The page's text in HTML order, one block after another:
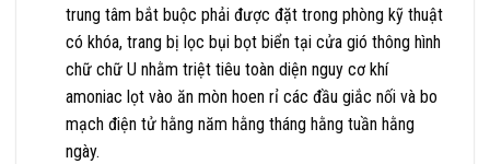
trung tâm bắt buộc phải được đặt trong phòng kỹ thuật
có khóa, trang bị lọc bụi bọt biển tại cửa gió thông hình
chữ chữ U nhằm triệt tiêu toàn diện nguy cơ khí
amoniac lọt vào ăn mòn hoen rỉ các đầu giắc nối và bo
mạch điện tử hằng năm hằng tháng hằng tuần hằng
ngày.